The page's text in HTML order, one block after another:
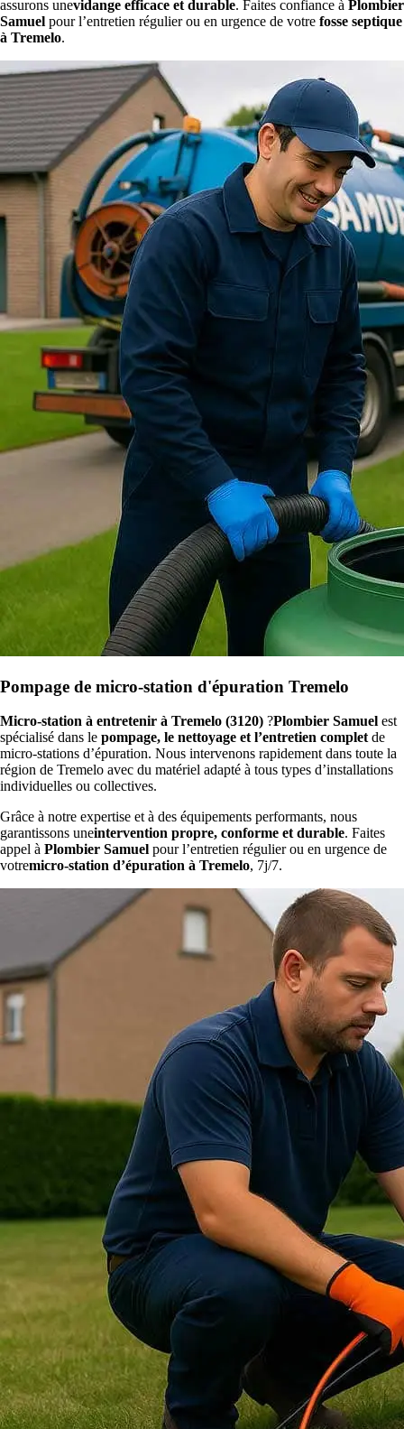
assurons unevidange efficace et durable. Faites confiance à Plombier
Samuel pour l’entretien régulier ou en urgence de votre fosse septique
à Tremelo.
Pompage de micro-station d'épuration Tremelo
Micro-station à entretenir à Tremelo (3120) ?Plombier Samuel est
spécialisé dans le pompage, le nettoyage et l’entretien complet de
micro-stations d’épuration. Nous intervenons rapidement dans toute la
région de Tremelo avec du matériel adapté à tous types d’installations
individuelles ou collectives.
Grâce à notre expertise et à des équipements performants, nous
garantissons uneintervention propre, conforme et durable. Faites
appel à Plombier Samuel pour l’entretien régulier ou en urgence de
votremicro-station d’épuration à Tremelo, 7j/7.